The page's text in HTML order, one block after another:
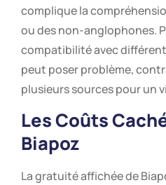
complique la
ou des non-anglophones.
compatibilité avec
peut poser problème,
plusieurs sources pour un
Les Coûts
Biapoz
La gratuité affichée de